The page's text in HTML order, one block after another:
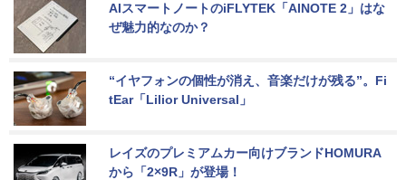
AIスマートノートのiFLYTEK「AINOTE 2」はな
ぜ魅力的なのか？
“イヤフォンの個性が消え、音楽だけが残る”。Fi
tEar「Lilior Universal」
レイズのプレミアムカー向けブランドHOMURA
から「2×9R」が登場！